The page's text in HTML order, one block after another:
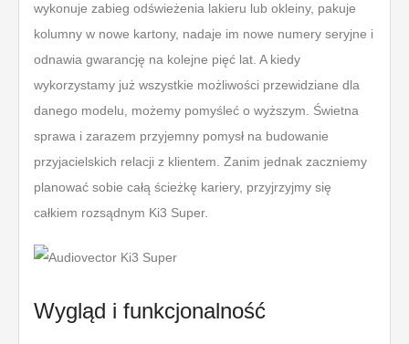
wykonuje zabieg odświeżenia lakieru lub okleiny, pakuje
kolumny w nowe kartony, nadaje im nowe numery seryjne i
odnawia gwarancję na kolejne pięć lat. A kiedy
wykorzystamy już wszystkie możliwości przewidziane dla
danego modelu, możemy pomyśleć o wyższym. Świetna
sprawa i zarazem przyjemny pomysł na budowanie
przyjacielskich relacji z klientem. Zanim jednak zaczniemy
planować sobie całą ścieżkę kariery, przyjrzyjmy się
całkiem rozsądnym Ki3 Super.
Wygląd i funkcjonalność